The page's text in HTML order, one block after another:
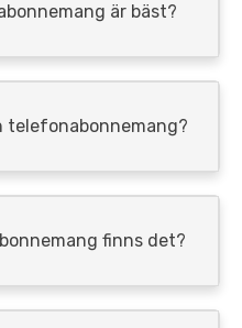
är bäst?
telefonabonnemang?
finns det?